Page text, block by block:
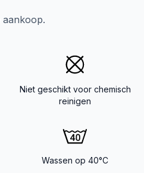
aankoop.
Niet geschikt voor chemisch
reinigen
Wassen op 40°C